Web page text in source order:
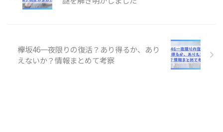
欅坂46一夜限りの復活？あり得るか、あり
えないか？情報まとめて考察